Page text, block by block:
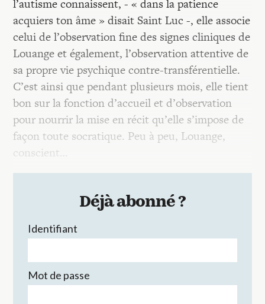
l’autisme connaissent, - « dans la patience
acquiers ton âme » disait Saint Luc -, elle associe
celui de l’observation fine des signes cliniques de
Louange et également, l’observation attentive de
sa propre vie psychique contre-transférentielle.
C’est ainsi que pendant plusieurs mois, elle tient
bon sur la fonction d’accueil et d’observation
pour nourrir la mise en récit qu’elle s’impose de
façon toute socratique. Peu à peu, Louange,
conscient…
Déjà abonné ?
Identifiant
Mot de passe